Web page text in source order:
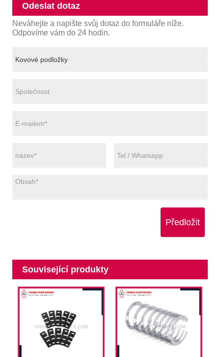
Odeslat dotaz
Neváhejte a napište svůj dotaz do formuláře níže.
Odpovíme vám do 24 hodin.
Předložit
Související produkty